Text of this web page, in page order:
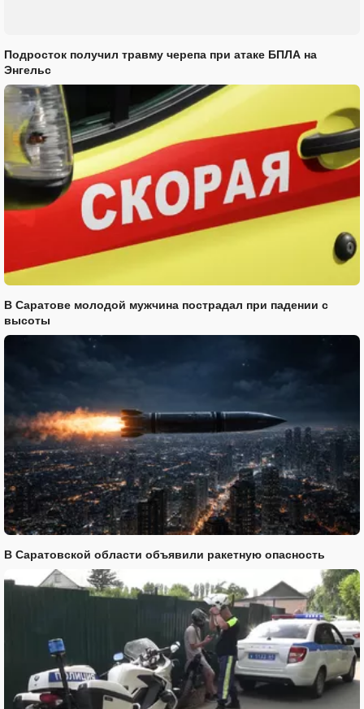
Подросток получил травму черепа при атаке БПЛА на
Энгельс
В Саратове молодой мужчина пострадал при падении с
высоты
В Саратовской области объявили ракетную опасность